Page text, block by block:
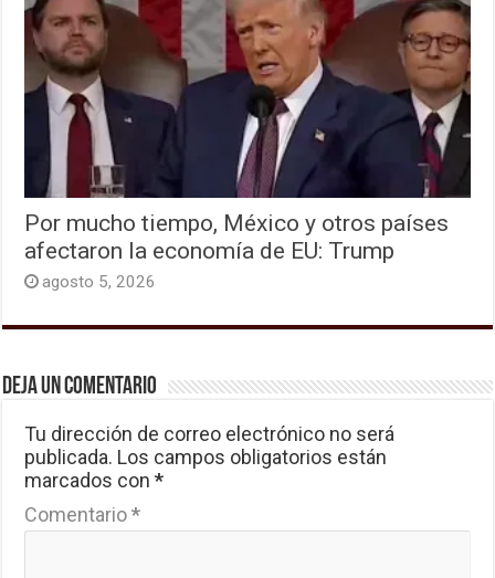
Por mucho tiempo, México y otros países
afectaron la economía de EU: Trump
agosto 5, 2026
Deja un comentario
Tu dirección de correo electrónico no será
publicada. Los campos obligatorios están
marcados con*
Comentario*